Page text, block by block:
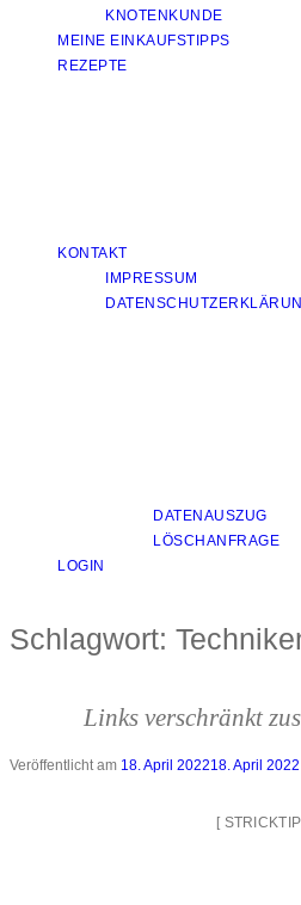
KNOTENKUNDE
MEINE EINKAUFSTIPPS
REZEPTE
KONTAKT
IMPRESSUM
DATENAUSZUG
LÖSCHANFRAGE
LOGIN
Schlagwort:
Links verschränkt
Veröffentlicht am 18. April 202218. April 2022
[